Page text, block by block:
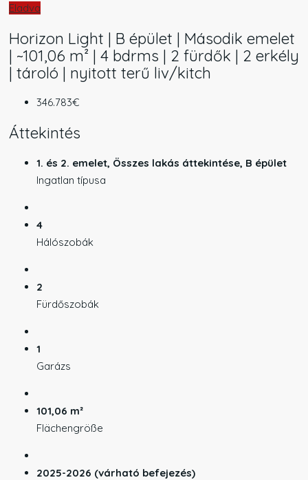
Eladva
Horizon Light | B épület | Második emelet
| ~101,06 m² | 4 bdrms | 2 fürdők | 2 erkély
| tároló | nyitott terű liv/kitch
346.783€
Áttekintés
1. és 2. emelet, Összes lakás áttekintése, B épület
Ingatlan típusa
4
Hálószobák
2
Fürdőszobák
1
Garázs
101,06 m²
Flächengröße
2025-2026 (várható befejezés)